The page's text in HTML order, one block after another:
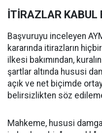
İTİRAZLAR KABUL
Başvuruyu inceleyen
kararında itirazların
ilkesi bakımından,
şartlar altında hususi
açık ve net biçimde
belirsizlikten söz
Mahkeme, hususi